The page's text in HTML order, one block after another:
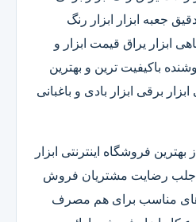
دقیق​ جعبه ابزار ابزار رنگ
ابزار یراق قیمت ابزار و
باکیفیت ترین و بهترین
برقی ابزار بادی و باغبانی
فروشگاه اینترنتی ابزار
جلب رضایت مشتریان فروش
مناسب برای هم مصرف